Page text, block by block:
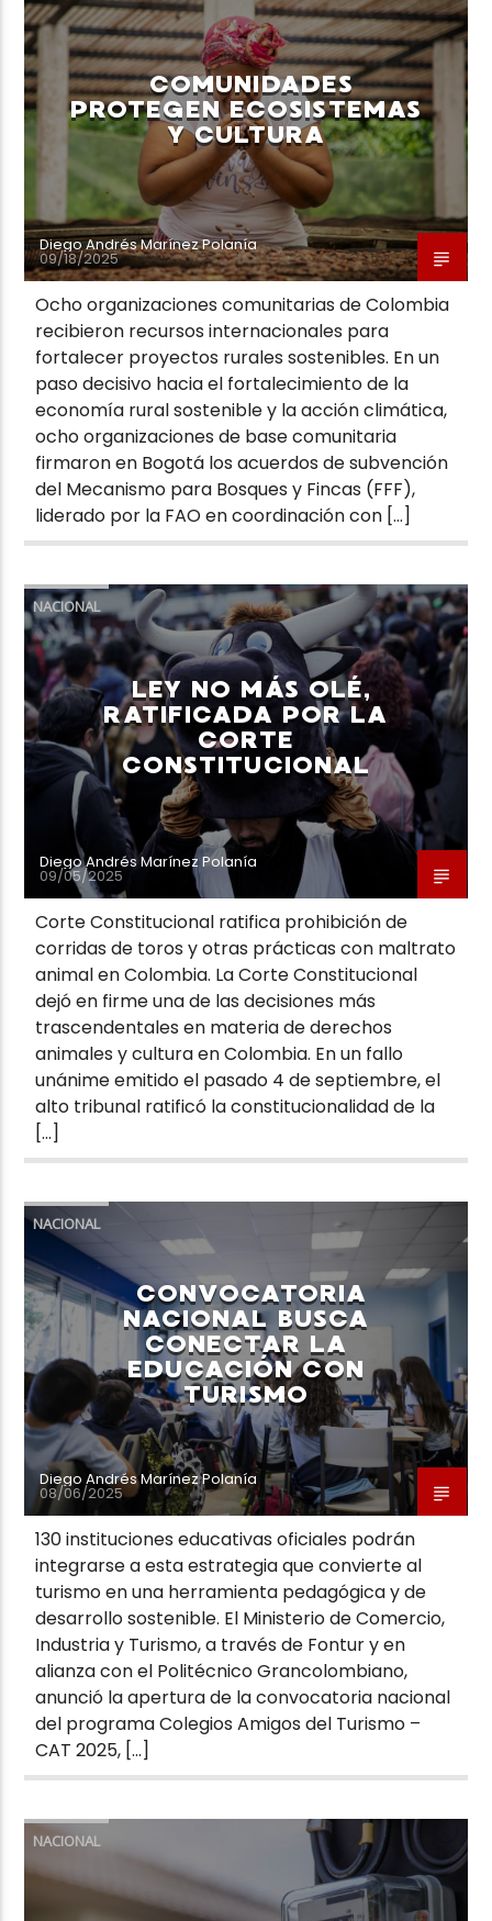
COMUNIDADES
PROTEGEN ECOSISTEMAS
Y CULTURA
Diego Andrés Marínez Polanía
09/18/2025
Ocho organizaciones comunitarias de Colombia
recibieron recursos internacionales para
fortalecer proyectos rurales sostenibles. En un
paso decisivo hacia el fortalecimiento de la
economía rural sostenible y la acción climática,
ocho organizaciones de base comunitaria
firmaron en Bogotá los acuerdos de subvención
del Mecanismo para Bosques y Fincas (FFF),
liderado por la FAO en coordinación con […]
NACIONAL
LEY NO MÁS OLÉ,
RATIFICADA POR LA
CORTE
CONSTITUCIONAL
Diego Andrés Marínez Polanía
09/05/2025
Corte Constitucional ratifica prohibición de
corridas de toros y otras prácticas con maltrato
animal en Colombia. La Corte Constitucional
dejó en firme una de las decisiones más
trascendentales en materia de derechos
animales y cultura en Colombia. En un fallo
unánime emitido el pasado 4 de septiembre, el
alto tribunal ratificó la constitucionalidad de la
[…]
NACIONAL
CONVOCATORIA
NACIONAL BUSCA
CONECTAR LA
EDUCACIÓN CON
TURISMO
Diego Andrés Marínez Polanía
08/06/2025
130 instituciones educativas oficiales podrán
integrarse a esta estrategia que convierte al
turismo en una herramienta pedagógica y de
desarrollo sostenible. El Ministerio de Comercio,
Industria y Turismo, a través de Fontur y en
alianza con el Politécnico Grancolombiano,
anunció la apertura de la convocatoria nacional
del programa Colegios Amigos del Turismo –
CAT 2025, […]
NACIONAL